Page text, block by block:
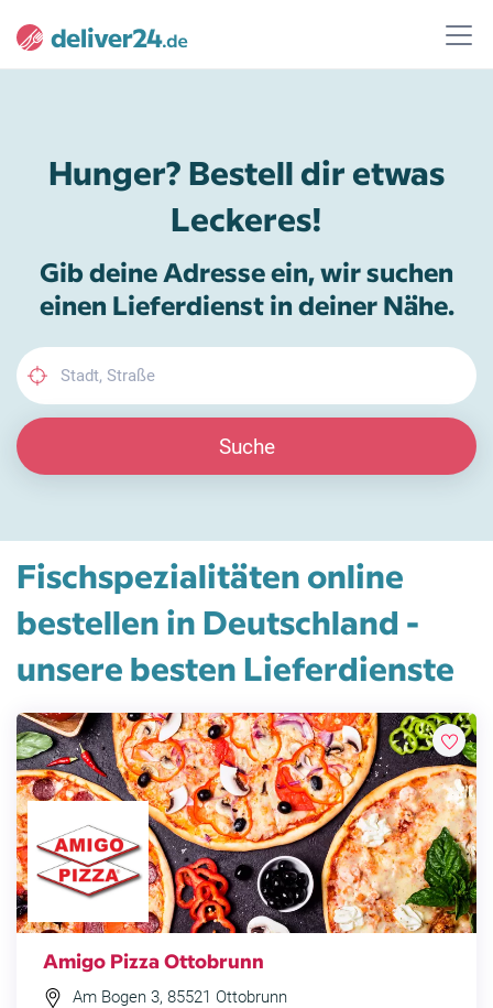
Hunger? Bestell dir etwas
Leckeres!
Gib deine Adresse ein, wir suchen
einen Lieferdienst in deiner Nähe.
Suche
Fischspezialitäten online
bestellen in Deutschland -
unsere besten Lieferdienste
Amigo Pizza Ottobrunn
Am Bogen 3, 85521 Ottobrunn